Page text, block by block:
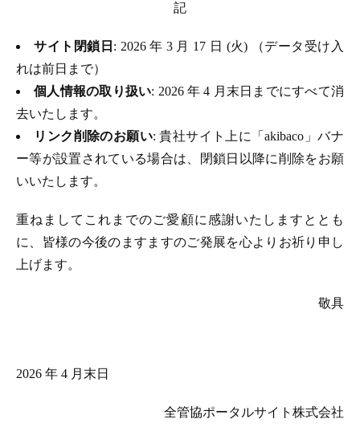
記
サイト閉鎖日 : 2026 年 3 月 17 日 (火) （データ受け入
れは前日まで）
個人情報の取り扱い: 2026 年 4 月末日までにすべて消
去いたします。
リンク削除のお願い: 貴社サイト上に「akibaco」バナ
ー等が設置されている場合は、閉鎖日以降に削除をお願
いいたします。
重ねましてこれまでのご愛顧に感謝いたしますととも
に、皆様の今後のますますのご発展を心よりお祈り申し
上げます。
敬具
2026 年 4 月末日
全管協ポータルサイト株式会社